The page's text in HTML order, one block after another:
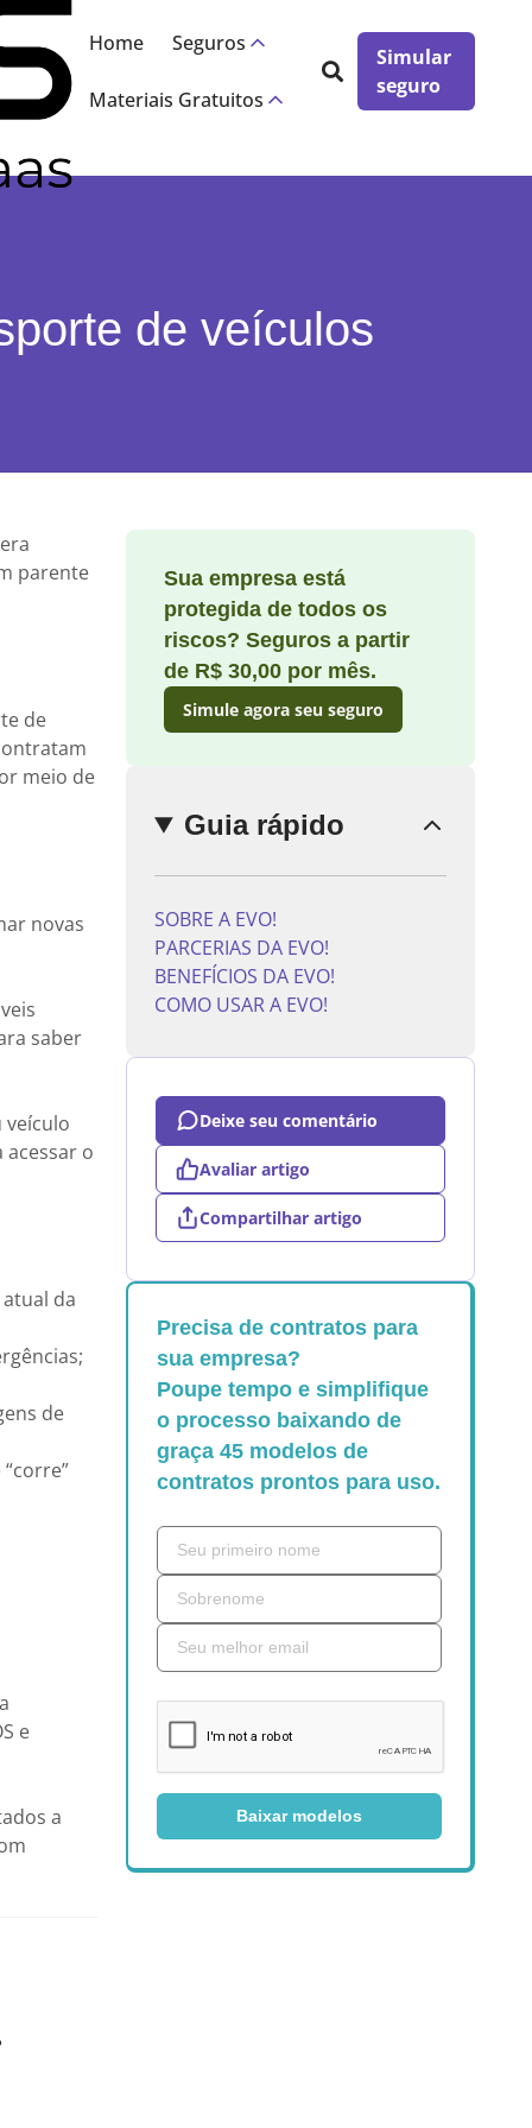
Home Seguros
Materiais Gratuitos
Simular
seguro
de veículos
parente
de
meio de
novas
saber
veículo
o
da
de
e
a
Sua empresa está
protegida de todos os
riscos? Seguros a partir
de R$ 30,00 por mês.
Simule agora seu seguro
Guia rápido
SOBRE A EVO!
PARCERIAS DA EVO!
BENEFÍCIOS DA EVO!
COMO USAR A EVO!
Deixe seu comentário
Avaliar artigo
Compartilhar artigo
Precisa de contratos para
sua empresa?
Poupe tempo e simplifique
o processo baixando de
graça 45 modelos de
contratos prontos para uso.
Baixar modelos